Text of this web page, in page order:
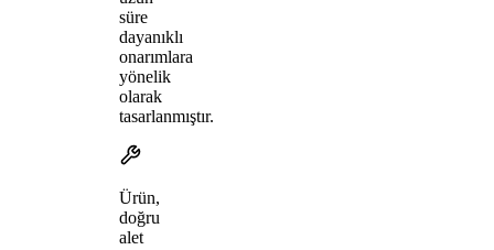
süre
dayanıklı
onarımlara
yönelik
olarak
tasarlanmıştır.
Ürün,
doğru
alet